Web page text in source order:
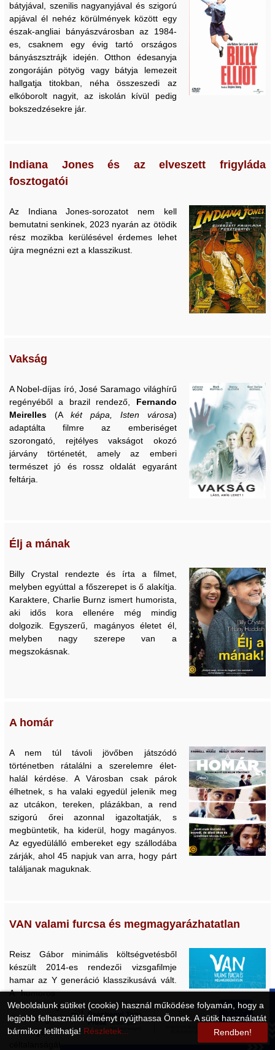
bátyjával, szenilis nagyanyjával és szigorú
apjával él nehéz körülmények között egy
észak-angliai bányászvárosban az 1984-
es, csaknem egy évig tartó országos
bányászsztrájk idején. Otthon édesanyja
zongoráján pötyög vagy bátyja lemezeit
hallgatja titokban, néha összeszedi az
elkóborolt nagyit, az iskolán kívül pedig
bokszedzésekre jár.
Indiana Jones és az elveszett frigyláda
fosztogatói
Az Indiana Jones-sorozatot nem kell
bemutatni senkinek, 2023 nyarán az ötödik
rész mozikba kerülésével érdemes lehet
újra megnézni ezt a klasszikust.
Vakság
A Nobel-díjas író, José Saramago világhírű
regényéből a brazil rendező, Fernando
Meirelles (A két pápa, Isten városa)
adaptálta filmre az emberiséget
szorongató, rejtélyes vakságot okozó
járvány történetét, amely az emberi
természet jó és rossz oldalát egyaránt
feltárja.
Élj a mának
Billy Crystal rendezte és írta a filmet,
melyben egyúttal a főszerepet is ő alakítja.
Karaktere, Charlie Burnz ismert humorista,
aki idős kora ellenére még mindig
dolgozik. Egyszerű, magányos életet él,
melyben nagy szerepe van a
megszokásnak.
A homár
A nem túl távoli jövőben játszódó
történetben rátalálni a szerelemre élet-
halál kérdése. A Városban csak párok
élhetnek, s ha valaki egyedül jelenik meg
az utcákon, tereken, plázákban, a rend
szigorú őrei azonnal igazoltatják, s
megbüntetik, ha kiderül, hogy magányos.
Az egyedülálló embereket egy szállodába
zárják, ahol 45 napjuk van arra, hogy párt
találjanak maguknak.
VAN valami furcsa és megmagyarázhatatlan
Reisz Gábor minimális költségvetésből
készült 2014-es rendezői vizsgafilmje
hamar az Y generáció klasszikusává vált.
A humoros és hangulatos életérzésfilm
remekül ragadja meg a 2010-es évek
értelmiségi fiataljainak problémáit,
szorongásait, kilátásait és – esetenként –
Weboldalunk sütiket (cookie) használ működése folyamán, hogy a
legjobb felhasználói élményt nyújthassa Önnek. A sütik használatát
bármikor letilthatja! Részletek... Rendben!